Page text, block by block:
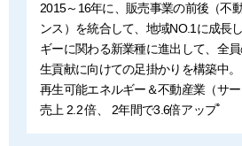
2015～16年に、販売事業の前後（不
ンス）を統合して、地域NO.1に成長
ギーに関わる新業種に進出して、全
生貢献に向けての足掛かりを構築中。
再生可能エネルギー＆不動産業（サ
売上 2.2 倍、 2年間で3.6倍アップﾟ